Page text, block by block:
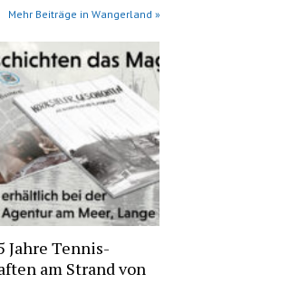
Mehr Beiträge in Wangerland »
Jahre Tennis-
am Strand von